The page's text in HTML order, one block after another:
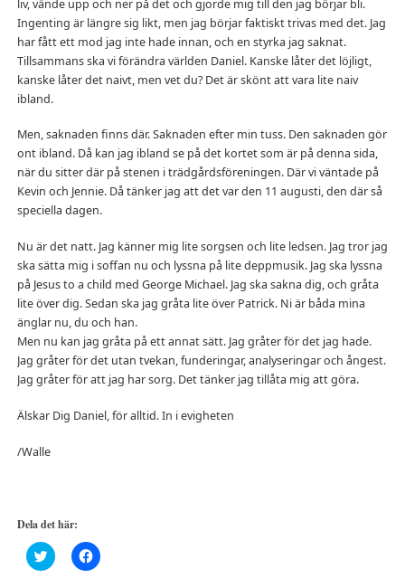
liv, vände upp och ner på det och gjorde mig till den jag börjar bli.
Ingenting är längre sig likt, men jag börjar faktiskt trivas med det. Jag
har fått ett mod jag inte hade innan, och en styrka jag saknat.
Tillsammans ska vi förändra världen Daniel. Kanske låter det löjligt,
kanske låter det naivt, men vet du? Det är skönt att vara lite naiv
ibland.
Men, saknaden finns där. Saknaden efter min tuss. Den saknaden gör
ont ibland. Då kan jag ibland se på det kortet som är på denna sida,
när du sitter där på stenen i trädgårdsföreningen. Där vi väntade på
Kevin och Jennie. Då tänker jag att det var den 11 augusti, den där så
speciella dagen.
Nu är det natt. Jag känner mig lite sorgsen och lite ledsen. Jag tror jag
ska sätta mig i soffan nu och lyssna på lite deppmusik. Jag ska lyssna
på Jesus to a child med George Michael. Jag ska sakna dig, och gråta
lite över dig. Sedan ska jag gråta lite över Patrick. Ni är båda mina
änglar nu, du och han.
Men nu kan jag gråta på ett annat sätt. Jag gråter för det jag hade.
Jag gråter för det utan tvekan, funderingar, analyseringar och ångest.
Jag gråter för att jag har sorg. Det tänker jag tillåta mig att göra.
Älskar Dig Daniel, för alltid. In i evigheten
/Walle
Dela det här:
Klicka
för
Klicka
för